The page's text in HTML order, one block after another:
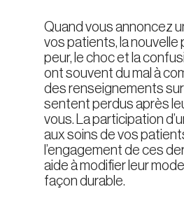
Quand vous annoncez
vos patients, la nouvelle
peur, le choc et la
ont souvent du mal à
des renseignements
sentent perdus après
vous. La participation
aux soins de vos
l’engagement de ces
aide à modifier leur
façon durable.